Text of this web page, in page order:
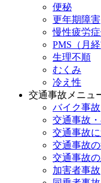
便秘
更年期障害
慢性疲労
PMS（月
生理不順
むくみ
冷え性
交通事故メニュ
バイク事故
交通事故
交通事故
交通事故
交通事故
加害者事故